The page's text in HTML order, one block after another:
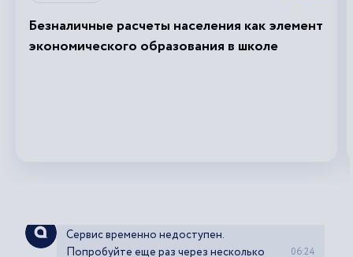
Безналичные расчеты населения как элемент
экономического образования в школе